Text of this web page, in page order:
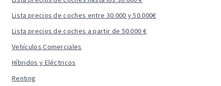
Lista precios de coches entre 30.000 y 50.000€
Lista precios de coches a partir de 50.000 €
Vehículos Comerciales
Híbridos y Eléctricos
Renting